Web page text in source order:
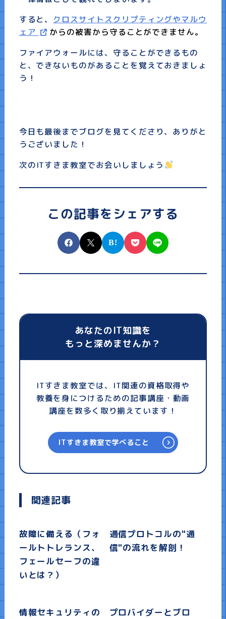
すると、 クロスサイトスクリプティングやマルウ
ェア
からの被害から守ることができません。
ファイアウォールには、守ることができるもの
と、できないものがあることを覚えておきましょ
う！
今日も最後までブログを見てくださり、ありがと
うございました！
次のITすきま教室でお会いしましょう
この記事をシェアする
あなたのIT知識を
もっと深めませんか？
ITすきま教室では、IT関連の資格取得や
教養を身につけるための記事講座・動画
講座を数多く取り揃えています！
ITすきま教室で学べること
関連記事
故障に備える（フォ
ールトトレランス、
フェールセーフの違
いとは？）
通信プロトコルの"通
信"の流れを解剖！
情報セキュリティの
プロバイダーとブロ